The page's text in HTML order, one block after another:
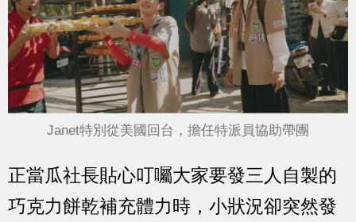
Janet特別從美國回台，擔任特派員協助帶團
正當瓜社長貼心叮囑大家要發三人自製的
巧克力餅乾補充體力時，小狀況卻突然發